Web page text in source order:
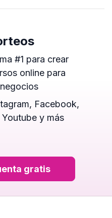
#1 para crear
online para
Facebook,
y más
gratis